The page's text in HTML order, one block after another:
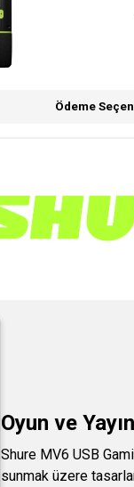
Ödeme
Oyun ve
Shure MV6 USB
sunmak üzere